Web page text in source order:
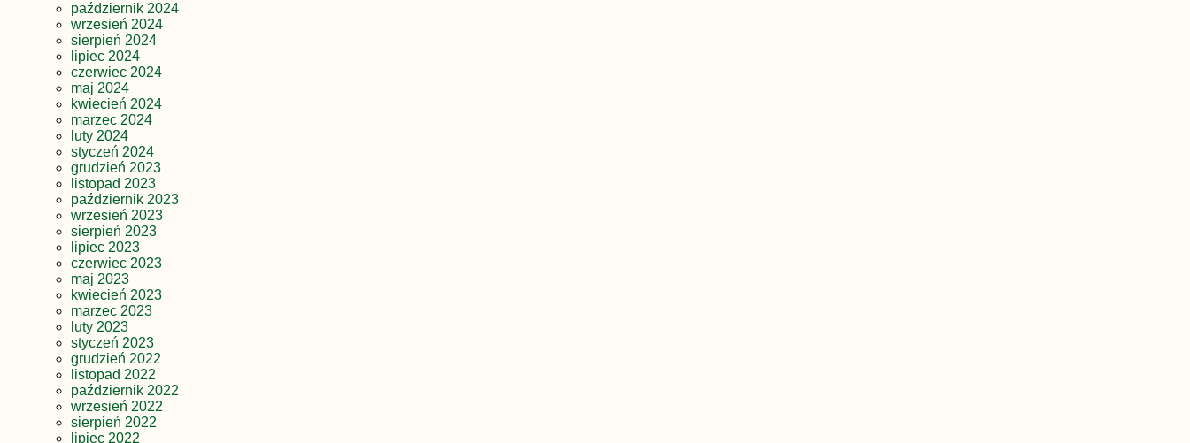
październik 2024
wrzesień 2024
sierpień 2024
lipiec 2024
czerwiec 2024
maj 2024
kwiecień 2024
marzec 2024
luty 2024
styczeń 2024
grudzień 2023
listopad 2023
październik 2023
wrzesień 2023
sierpień 2023
lipiec 2023
czerwiec 2023
maj 2023
kwiecień 2023
marzec 2023
luty 2023
styczeń 2023
grudzień 2022
listopad 2022
październik 2022
wrzesień 2022
sierpień 2022
lipiec 2022